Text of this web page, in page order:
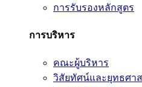
การรับรองหลักสูตร
การบริหาร
คณะผู้บริหาร
วิสัยทัศน์และยุทธศา